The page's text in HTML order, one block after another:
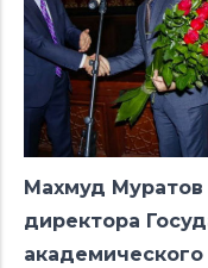
Махмуд
директора